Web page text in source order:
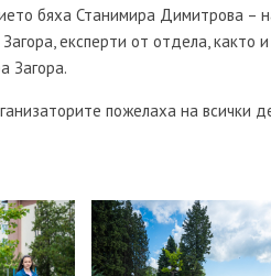
бяха Станимира Димитрова –
експерти от отдела, както
Загора.
пожелаха на всички